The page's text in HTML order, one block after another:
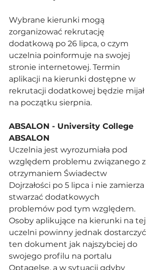
Wybrane kierunki mogą
zorganizować rekrutację
dodatkową po 26 lipca, o czym
uczelnia poinformuje na swojej
stronie internetowej. Termin
aplikacji na kierunki dostępne w
rekrutacji dodatkowej będzie mijał
na początku sierpnia.
ABSALON - University College
ABSALON
Uczelnia jest wyrozumiała pod
względem problemu związanego z
otrzymaniem Świadectw
Dojrzałości po 5 lipca i nie zamierza
stwarzać dodatkowych
problemów pod tym względem.
Osoby aplikujące na kierunki na tej
uczelni powinny jednak dostarczyć
ten dokument jak najszybciej do
swojego profilu na portalu
Optagelse, a w sytuacji gdyby